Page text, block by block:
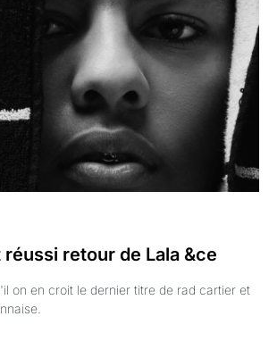
retour de Lala &ce
on en croit le dernier titre de rad cartier et